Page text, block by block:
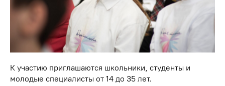
К участию приглашаются школьники, студенты и
молодые специалисты от 14 до 35 лет.